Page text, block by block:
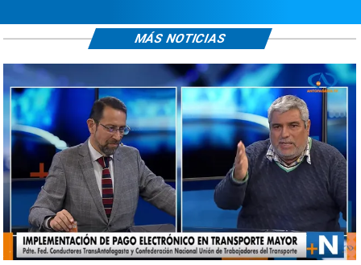
MÁS NOTICIAS